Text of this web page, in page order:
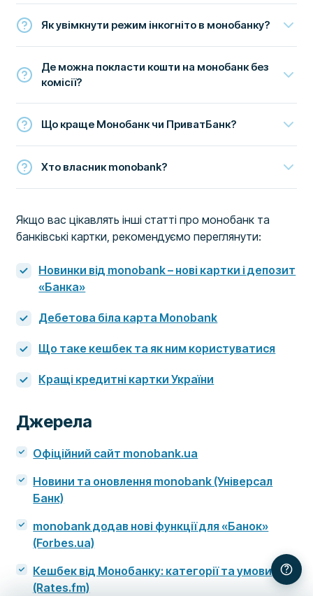
Як увімкнути режим інкогніто в монобанку?
Де можна покласти кошти на монобанк без
комісії?
Що краще Монобанк чи ПриватБанк?
Хто власник monobank?
Якщо вас цікавлять інші статті про монобанк та
банківські картки, рекомендуємо переглянути:
Новинки від monobank – нові картки і депозит
«Банка»
Дебетова біла карта Monobank
Що таке кешбек та як ним користуватися
Кращі кредитні картки України
Джерела
Офіційний сайт monobank.ua
Новини та оновлення monobank (Універсал
Банк)
monobank додав нові функції для «Банок»
(Forbes.ua)
Кешбек від Монобанку: категорії та умови
(Rates.fm)